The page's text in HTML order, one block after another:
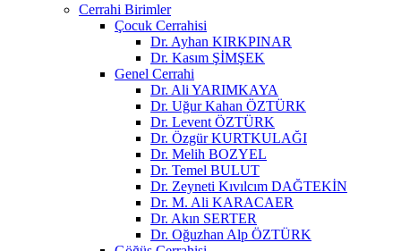
Cerrahi Birimler
Çocuk Cerrahisi
Dr. Ayhan KIRKPINAR
Dr. Kasım ŞİMŞEK
Genel Cerrahi
Dr. Ali YARIMKAYA
Dr. Uğur Kahan ÖZTÜRK
Dr. Levent ÖZTÜRK
Dr. Özgür KURTKULAĞI
Dr. Melih BOZYEL
Dr. Temel BULUT
Dr. Zeyneti Kıvılcım DAĞTEKİN
Dr. M. Ali KARACAER
Dr. Akın SERTER
Dr. Oğuzhan Alp ÖZTÜRK